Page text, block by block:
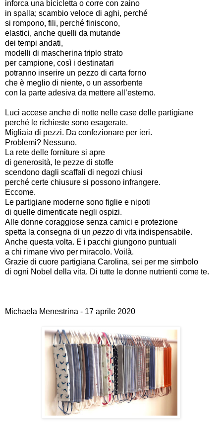
inforca una bicicletta o corre con zaino
in spalla; scambio veloce di aghi, perché
si rompono, fili, perché finiscono,
elastici, anche quelli da mutande
dei tempi andati,
modelli di mascherina triplo strato
per campione, così i destinatari
potranno inserire un pezzo di carta forno
che è meglio di niente, o un assorbente
con la parte adesiva da mettere all’esterno.
Luci accese anche di notte nelle case delle partigiane
perché le richieste sono esagerate.
Migliaia di pezzi. Da confezionare per ieri.
Problemi? Nessuno.
La rete delle forniture si apre
di generosità, le pezze di stoffe
scendono dagli scaffali di negozi chiusi
perché certe chiusure si possono infrangere.
Eccome.
Le partigiane moderne sono figlie e nipoti
di quelle dimenticate negli ospizi.
Alle donne coraggiose senza camici e protezione
spetta la consegna di un pezzo di vita indispensabile.
Anche questa volta. E i pacchi giungono puntuali
a chi rimane vivo per miracolo. Voilà.
Grazie di cuore partigiana Carolina, sei per me simbolo
di ogni Nobel della vita. Di tutte le donne nutrienti come te.
Michaela Menestrina - 17 aprile 2020